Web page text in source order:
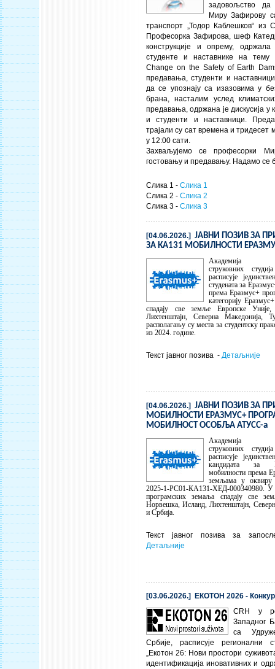
задовољство
Миру Зафирову
транспорт „Тодор Каблешков“ из
Професорка Зафирова, шеф
конструкције и опрему,
студенте и наставнике на тему
Change on the Safety of Earth
предавања, студенти и
да се упознају са изазовима у
брана, насталим услед
предавања, одржана је дискусија у
и студенти и наставници.
трајали су сат времена и тридесет
у 12:00 сати.
Захваљујемо се професорки
гостовању и предавању. Надамо се
Слика 1 - Слика 1
Слика 2 - Слика 2
Слика 3 - Слика 3
[04.06.2026.] ЈАВНИ ПОЗИВ ЗА
ЗА КА131 МОБИЛНОСТИ
Академија
струковних
расписује
студената за
према Еразмус+
категорију
спадају све земље Европске
Лихтенштајн, Северна Македонија,
располагању су места за студентску
из 2024. године.
Текст јавног позива - Детаљније
[04.06.2026.] ЈАВНИ ПОЗИВ ЗА
МОБИЛНОСТИ ЕРАЗМУС+
МОБИЛНОСТ ОСОБЉА АТУСС-а
Академија
струковних
расписује
кандидата за
мобилности према
земљама у оквиру
2025-1-РС01-КА131-ХЕД-000340980. У
програмских земаља спадају све
Норвешка, Исланд, Лихтенштајн,
и Србија.
Текст јавног позива за
Детаљније
[03.06.2026.] ЕКОТОН 2026 -
CRH
у
Западног
са
Србије, расписује регионални
„Екотон 26: Нови простори
идентификација иновативних и